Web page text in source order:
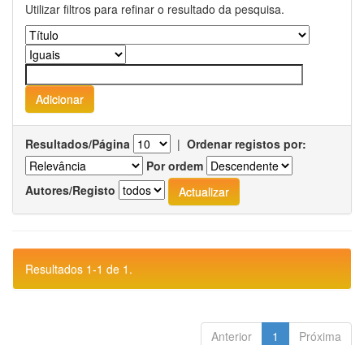
Utilizar filtros para refinar o resultado da pesquisa.
Resultados/Página | Ordenar registos por:
Por ordem
Autores/Registo
Resultados 1-1 de 1.
Anterior 1 Próxima